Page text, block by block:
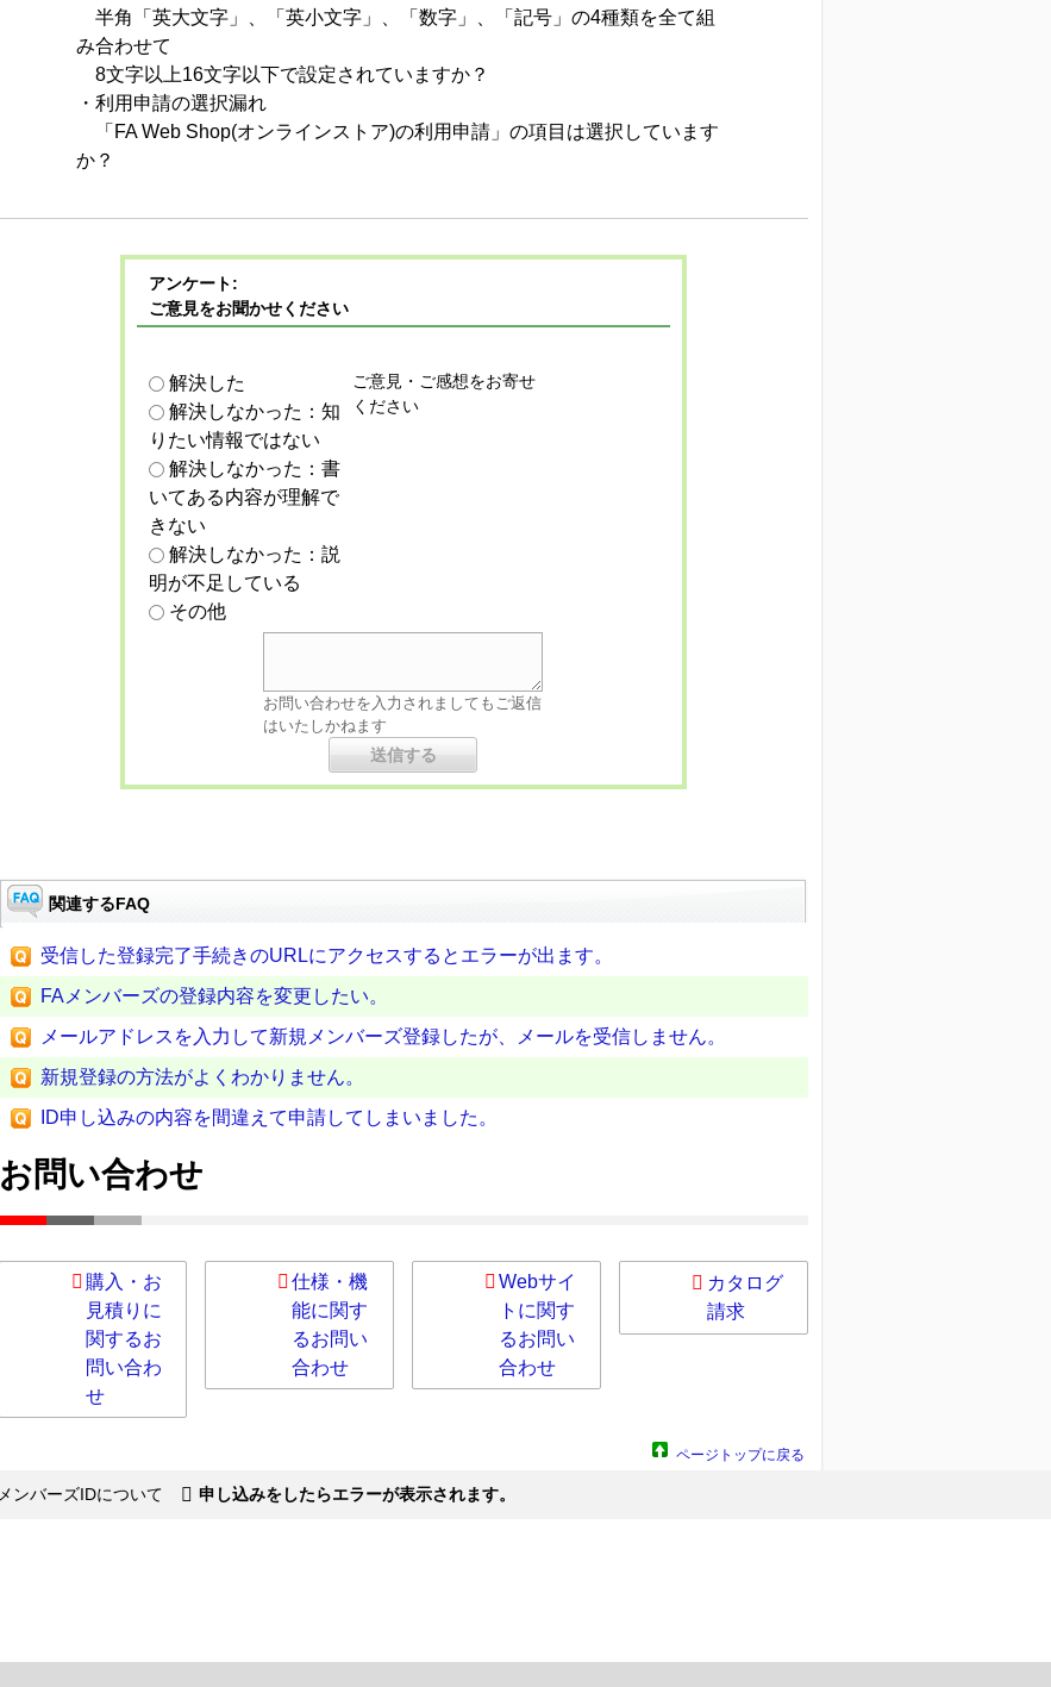
半角「英大文字」、「英小文字」、「数字」、「記号」の4種類を全て組
み合わせて
8文字以上16文字以下で設定されていますか？
・利用申請の選択漏れ
「FA Web Shop(オンラインストア)の利用申請」の項目は選択しています
か？
アンケート:
ご意見をお聞かせください
解決した
解決しなかった：知
りたい情報ではない
解決しなかった：書
いてある内容が理解で
きない
解決しなかった：説
明が不足している
その他
ご意見・ご感想をお寄せ
ください
お問い合わせを入力されましてもご返信
はいたしかねます
関連するFAQ
受信した登録完了手続きのURLにアクセスするとエラーが出ます。
FAメンバーズの登録内容を変更したい。
メールアドレスを入力して新規メンバーズ登録したが、メールを受信しません。
新規登録の方法がよくわかりません。
ID申し込みの内容を間違えて申請してしまいました。
お問い合わせ
購入・お
見積りに
関するお
問い合わ
せ
仕様・機
能に関す
るお問い
合わせ
Webサイ
トに関す
るお問い
合わせ
カタログ
請求
ページトップに戻る
メンバーズIDについて 申し込みをしたらエラーが表示されます。